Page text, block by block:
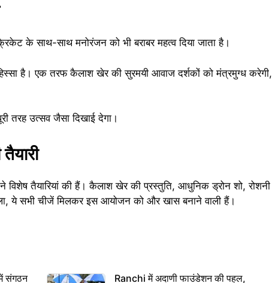
के साथ-साथ मनोरंजन को भी बराबर महत्व दिया जाता है।
है। एक तरफ कैलाश खेर की सुरमयी आवाज दर्शकों को मंत्रमुग्ध करेगी,
तरह उत्सव जैसा दिखाई देगा।
तैयारियां की हैं। कैलाश खेर की प्रस्तुति, आधुनिक ड्रोन शो, रोशनी
ये सभी चीजें मिलकर इस आयोजन को और खास बनाने वाली हैं।
संगठन Ranchi में अदाणी फाउंडेशन की पहल,